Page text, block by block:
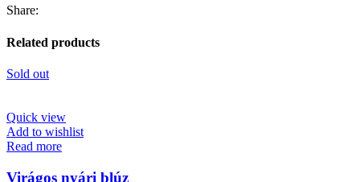
Share:
Related products
Sold out
Quick view
Add to wishlist
Read more
Virágos nyári blúz